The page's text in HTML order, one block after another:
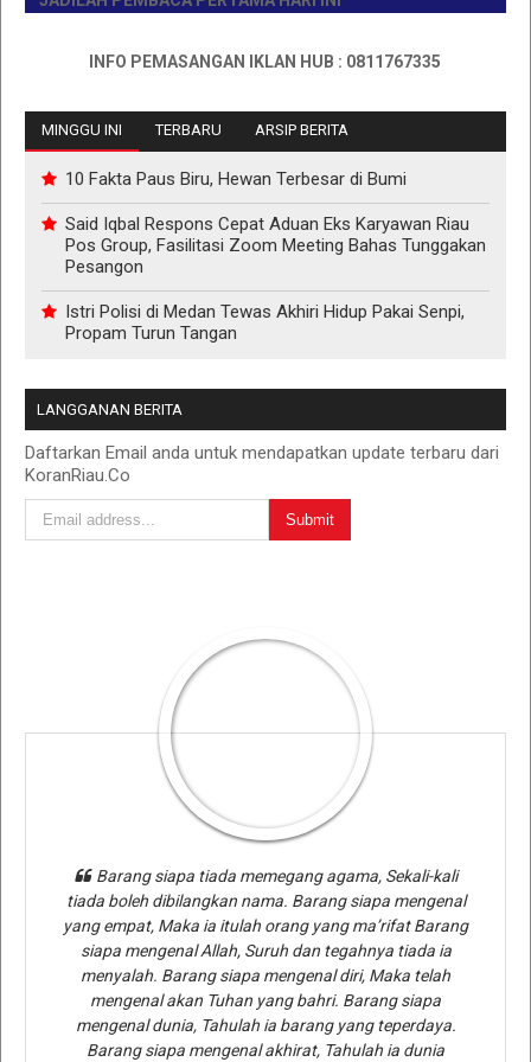
INFO PEMASANGAN IKLAN HUB : 0811767335
MINGGU INI TERBARU ARSIP BERITA
10 Fakta Paus Biru, Hewan Terbesar di Bumi
Said Iqbal Respons Cepat Aduan Eks Karyawan Riau
Pos Group, Fasilitasi Zoom Meeting Bahas Tunggakan
Pesangon
Istri Polisi di Medan Tewas Akhiri Hidup Pakai Senpi,
Propam Turun Tangan
LANGGANAN BERITA
Daftarkan Email anda untuk mendapatkan update terbaru dari
KoranRiau.Co
Barang siapa tiada memegang agama, Sekali-kali
tiada boleh dibilangkan nama. Barang siapa mengenal
yang empat, Maka ia itulah orang yang ma’rifat Barang
siapa mengenal Allah, Suruh dan tegahnya tiada ia
menyalah. Barang siapa mengenal diri, Maka telah
mengenal akan Tuhan yang bahri. Barang siapa
mengenal dunia, Tahulah ia barang yang teperdaya.
Barang siapa mengenal akhirat, Tahulah ia dunia